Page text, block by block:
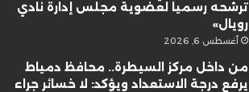
ترشحه رسمياً لعضوية مجلس إدارة نادي
رويال»
أغسطس 6, 2026
من داخل مركز السيطرة.. محافظ دمياط
يرفع درجة الاستعداد ويؤكد: لا خسائر جراء